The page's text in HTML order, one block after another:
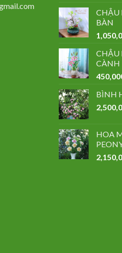
CHẬU
BÀN
CHẬU
CÀNH
BÌNH
HOA